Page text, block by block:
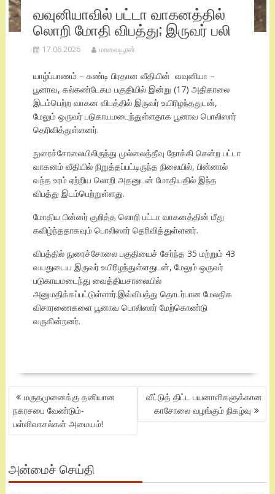
வவுனியாவில் பட்டா வாகனத்தில்
லொறி மோதி விபத்து; இருவர் பலி
17.06.2026 மாவையூரன்
யாழ்ப்பாணம் – கண்டி பிரதான வீதியின் வவுனியா –
பூனாவ, கல்கண்டேகம பகுதியில் இன்று (17) அதிகாலை
இடம்பெற்ற வாகன விபத்தில் இருவர் உயிரிழந்ததுடன்,
மேலும் ஒருவர் படுகாயமடைந்துள்ளதாக பூனாவ பொலிஸார்
தெரிவித்துள்ளனர்.
நுரைச்சோலையிலிருந்து முல்லைத்தீவு நோக்கி சென்ற பட்டா
வாகனம் வீதியில் நிறுத்தப்பட்டிருந்த நிலையில், பின்னால்
வந்த உரம் ஏற்றிய லொறி அதனுடன் மோதியதில் இந்த
விபத்து இடம்பெற்றுள்ளது.
மோதிய பின்னர் குறித்த லொறி பட்டா வாகனத்தின் மீது
கவிழ்ந்ததாகவும் பொலிஸார் தெரிவித்துள்ளனர்.
விபத்தில் நுரைச்சோலை பகுதியைச் சேர்ந்த 35 மற்றும் 43
வயதுடைய இருவர் உயிரிழந்துள்ளதுடன், மேலும் ஒருவர்
படுகாயமடைந்து வைத்தியசாலையில்
அனுமதிக்கப்பட்டுள்ளார்.இவ்விபத்து தொடர்பான மேலதிக
விசாரணைகளை பூனாவ பொலிஸார் மேற்கொண்டு
வருகின்றனர்.
POST
NAVIGATION
மருதமுனைக்கு தனியான
நகரசபை வேண்டும்-
பள்ளிவாசல்கள் அமையம்!
வீட்டுத் திட்ட பயனாளிகளுக்கான
காசோலை வழங்கும் நிகழ்வு
அன்மைச் செய்தி